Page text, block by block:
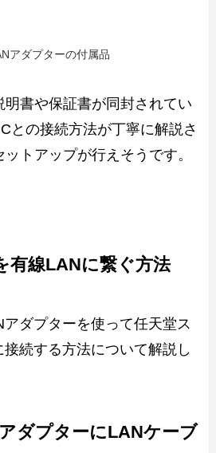
アダプターの付属品
書や保証書が同封されてい
との接続方法が丁寧に解説さ
トアップが行えそうです。
有線LANに繋ぐ方法
ダプターを使って任天堂ス
続する方法について解説し
ダプターにLANケーブ